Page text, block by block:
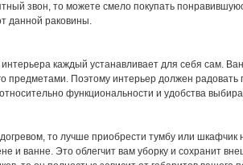
звон, то можете смело покупать
данной раковины.
каждый устанавливает для себя сам.
предметами. Поэтому интерьер должен радовать
функциональности и удобства
то лучше приобрести тумбу или шкафчик
и ванне. Это облегчит вам уборку и сохранит